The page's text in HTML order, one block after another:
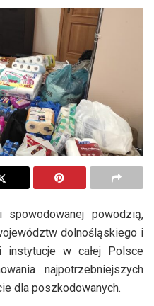
powodzią,
dolnośląskiego i
instytucje w całej Polsce
najpotrzebniejszych
dla poszkodowanych.